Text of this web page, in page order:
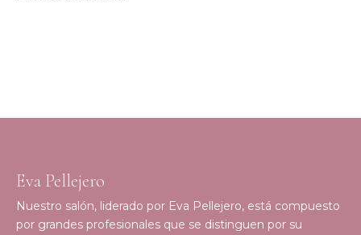
Eva Pellejero
Nuestro salón, liderado por Eva Pellejero, está compuesto
por grandes profesionales que se distinguen por su